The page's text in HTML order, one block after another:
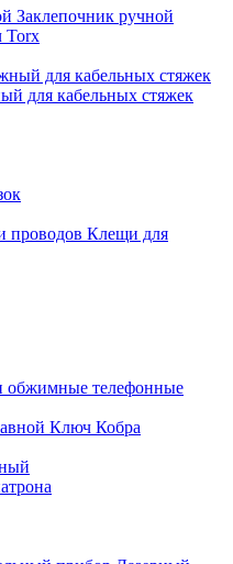
Заклепочник ручной
Torx
для кабельных стяжек
Клещи для
обжимные телефонные
Ключ Кобра